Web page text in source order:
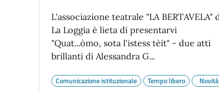
L'associazione teatrale "LA BERTAVELA"
La Loggia è lieta di presentarvi
"Quat...òmo, sota l'istess tèit" - due atti
brillanti di Alessandra G...
Comunicazione istituzionale Tempo libero Novità